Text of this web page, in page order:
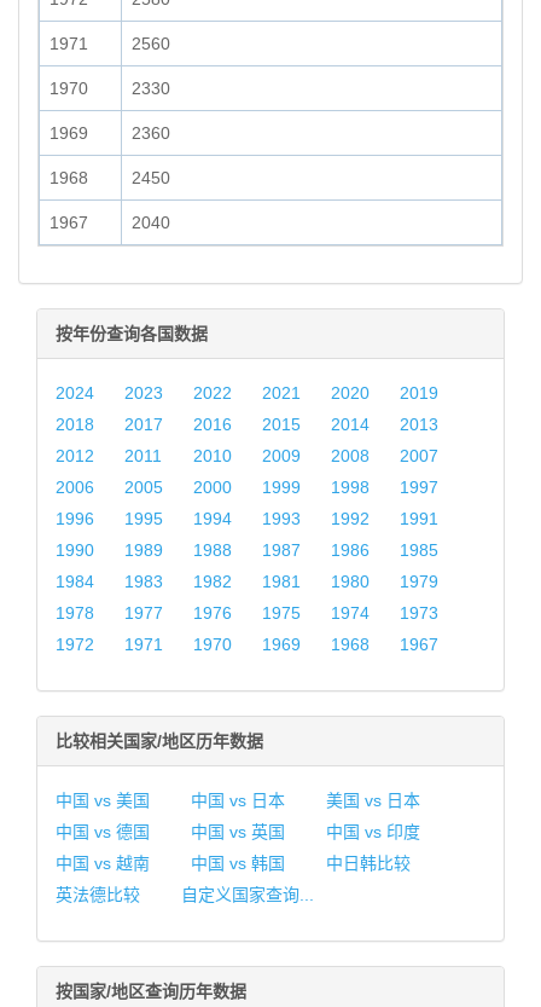
1971 2560
1970 2330
1969 2360
1968 2450
1967 2040
按年份查询各国数据
2024 2023 2022 2021 2020
2019
2018
2017 2016 2015 2014
2013
2012
2011 2010 2009 2008
2007
2006
2005 2000 1999 1998
1997
1996
1995 1994 1993 1992
1991
1990
1989 1988 1987 1986
1985
1984
1983 1982 1981 1980
1979
1978
1977 1976 1975 1974
1973
1972
1971 1970 1969 1968 1967
比较相关国家/地区历年数据
中国 vs 美国 中国 vs 日本
美国 vs 日本
中国 vs 德国
中国 vs 英国
中国 vs 印度
中国 vs 越南
中国 vs 韩国
中日韩比较
英法德比较
自定义国家查询...
按国家/地区查询历年数据